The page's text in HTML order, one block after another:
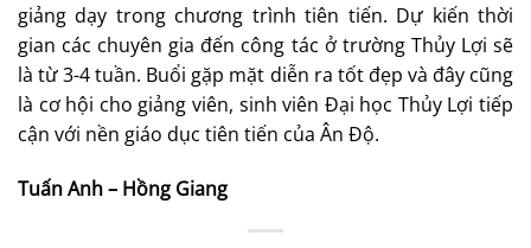
giảng dạy trong chương trình tiên tiến. Dự kiến thời
gian các chuyên gia đến công tác ở trường Thủy Lợi sẽ
là từ 3-4 tuần. Buổi gặp mặt diễn ra tốt đẹp và đây cũng
là cơ hội cho giảng viên, sinh viên Đại học Thủy Lợi tiếp
cận với nền giáo dục tiên tiến của Ân Độ.
Tuấn Anh – Hồng Giang